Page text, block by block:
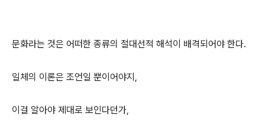
문화라는 것은 어떠한 종류의 절대선적 해석이 배격되어야 한다.
일체의 이론은 조언일 뿐이어야지,
이걸 알아야 제대로 보인다던가,